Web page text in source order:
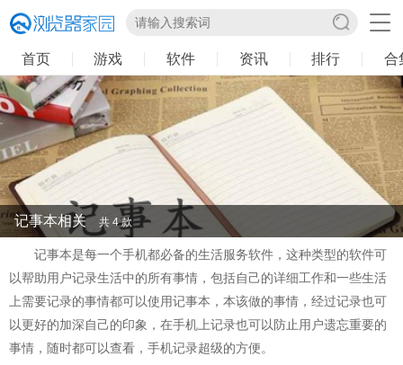
首页 游戏 软件 资讯 排行 合
记事本相关 共 4 款
记事本是每一个手机都必备的生活服务软件，这种类型的软件可
以帮助用户记录生活中的所有事情，包括自己的详细工作和一些生活
上需要记录的事情都可以使用记事本，本该做的事情，经过记录也可
以更好的加深自己的印象，在手机上记录也可以防止用户遗忘重要的
事情，随时都可以查看，手机记录超级的方便。